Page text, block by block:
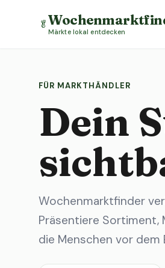
🥬
Märkte lokal entdecken
FÜR MARKTHÄNDLER
Dein
Wochenmarktfinder
Präsentiere Sortiment,
die Menschen vor dem